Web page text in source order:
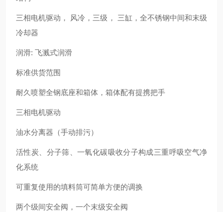
三相电机驱动， 风冷，三级， 三缸，全不锈钢中间和末级
冷却器
润滑: 飞溅式润滑
标准供货范围
耐久喷塑全钢底座和箱体，箱体配有提携把手
三相电机驱动
油水分离器（手动排污）
活性炭、分子筛、一氧化碳吸收分子构成三重呼吸空气净
化系统
可重复使用的填料筒可简单方便的调换
两个级间安全阀，一个末级安全阀